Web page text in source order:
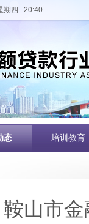
期四 20:40
态 培训教育
鞍山市